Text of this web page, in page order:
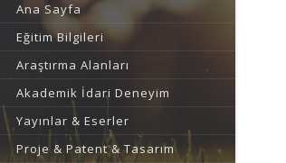
Ana Sayfa
Eğitim Bilgileri
Araştırma Alanları
Akademik İdari Deneyim
Yayınlar & Eserler
Proje & Patent & Tasarım